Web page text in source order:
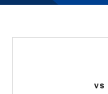
vs